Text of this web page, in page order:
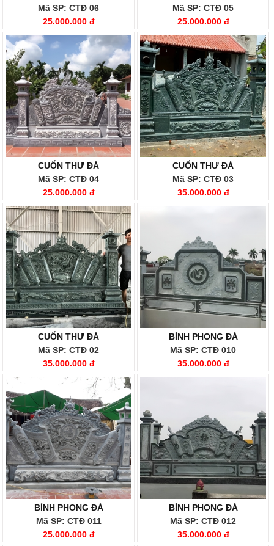
Mã SP: CTĐ 06
25.000.000 đ
Mã SP: CTĐ 05
25.000.000 đ
CUỐN THƯ ĐÁ
Mã SP: CTĐ 04
25.000.000 đ
CUỐN THƯ ĐÁ
Mã SP: CTĐ 03
35.000.000 đ
CUỐN THƯ ĐÁ
Mã SP: CTĐ 02
35.000.000 đ
BÌNH PHONG ĐÁ
Mã SP: CTĐ 010
35.000.000 đ
BÌNH PHONG ĐÁ
Mã SP: CTĐ 011
25.000.000 đ
BÌNH PHONG ĐÁ
Mã SP: CTĐ 012
35.000.000 đ